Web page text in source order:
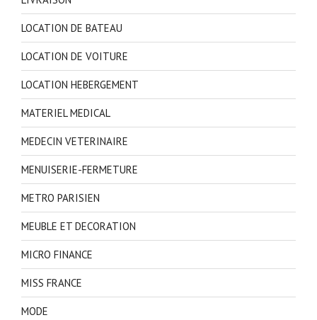
LOCATION DE BATEAU
LOCATION DE VOITURE
LOCATION HEBERGEMENT
MATERIEL MEDICAL
MEDECIN VETERINAIRE
MENUISERIE-FERMETURE
METRO PARISIEN
MEUBLE ET DECORATION
MICRO FINANCE
MISS FRANCE
MODE